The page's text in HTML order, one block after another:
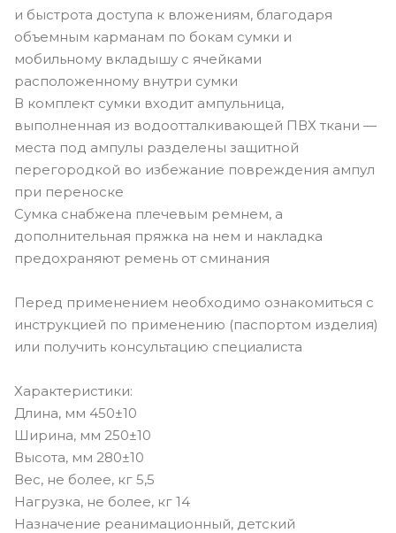
и быстрота доступа к вложениям, благодаря
объемным карманам по бокам сумки и
мобильному вкладышу с ячейками
расположенному внутри сумки
В комплект сумки входит ампульница,
выполненная из водоотталкивающей ПВХ ткани —
места под ампулы разделены защитной
перегородкой во избежание повреждения ампул
при переноске
Сумка снабжена плечевым ремнем, а
дополнительная пряжка на нем и накладка
предохраняют ремень от сминания
Перед применением необходимо ознакомиться с
инструкцией по применению (паспортом изделия)
или получить консультацию специалиста
Характеристики:
Длина, мм 450±10
Ширина, мм 250±10
Высота, мм 280±10
Вес, не более, кг 5,5
Нагрузка, не более, кг 14
Назначение реанимационный, детский